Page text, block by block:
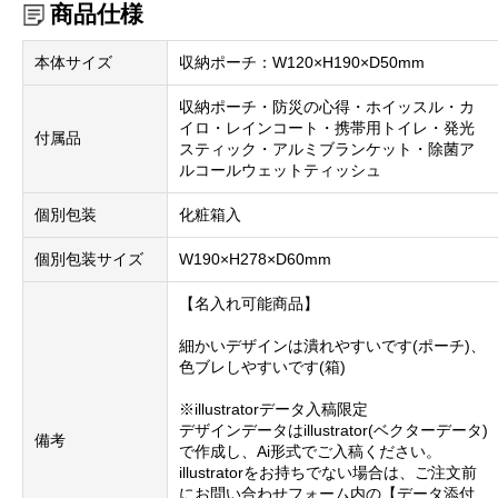
商品仕様
本体サイズ 収納ポーチ：W120×H190×D50mm
付属品
収納ポーチ・防災の心得・ホイッスル・カ
イロ・レインコート・携帯用トイレ・発光
スティック・アルミブランケット・除菌ア
ルコールウェットティッシュ
個別包装 化粧箱入
個別包装サイズ W190×H278×D60mm
備考
【名入れ可能商品】
細かいデザインは潰れやすいです(ポーチ)、
色ブレしやすいです(箱)
※illustratorデータ入稿限定
デザインデータはillustrator(ベクターデータ)
で作成し、Ai形式でご入稿ください。
illustratorをお持ちでない場合は、ご注文前
にお問い合わせフォーム内の【データ添付